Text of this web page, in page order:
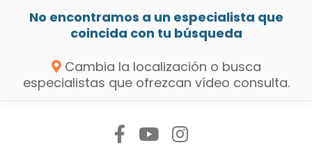
No encontramos a un especialista que
coincida con tu búsqueda
Cambia la localización o busca
especialistas que ofrezcan vídeo consulta.